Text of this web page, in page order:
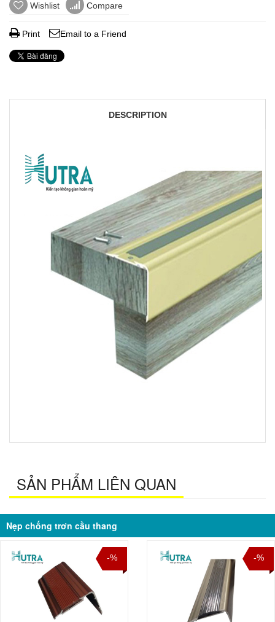
Wishlist Compare
Print Email to a Friend
DESCRIPTION
SẢN PHẨM LIÊN QUAN
Nẹp chống trơn cầu thang
-% -%